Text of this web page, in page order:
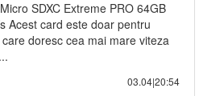
Micro SDXC Extreme PRO 64GB
Acest card este doar pentru
doresc cea mai mare viteza
03.04|20:54